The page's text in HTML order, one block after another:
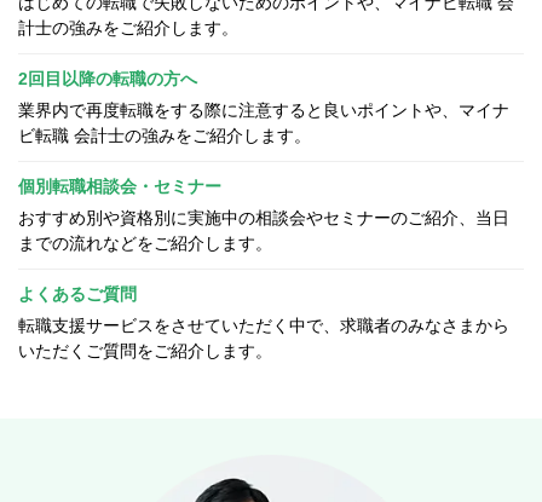
計士の強みをご紹介します。
2回目以降の転職の方へ
業界内で再度転職をする際に注意すると良いポイントや、マイナ
ビ転職 会計士の強みをご紹介します。
個別転職相談会・セミナー
おすすめ別や資格別に実施中の相談会やセミナーのご紹介、当日
までの流れなどをご紹介します。
よくあるご質問
転職支援サービスをさせていただく中で、求職者のみなさまから
いただくご質問をご紹介します。